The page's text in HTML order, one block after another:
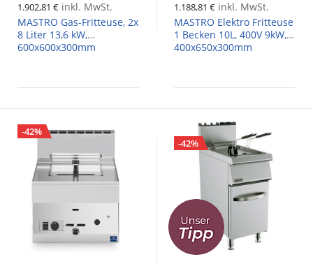
1.902,81 € inkl. MwSt.
MASTRO Gas-Fritteuse, 2x
8 Liter 13,6 kW,
600x600x300mm
1.188,81 € inkl. MwSt.
MASTRO Elektro Fritteuse
1 Becken 10L, 400V 9kW,
400x650x300mm
-42%
-42%